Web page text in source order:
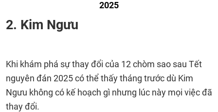
2025
2. Kim Ngưu
Khi khám phá sự thay đổi của 12 chòm sao sau Tết
nguyên đán 2025 có thể thấy tháng trước dù Kim
Ngưu không có kế hoạch gì nhưng lúc này mọi việc đã
thay đổi.